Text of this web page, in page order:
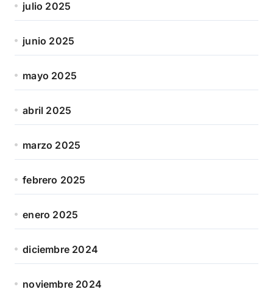
julio 2025
junio 2025
mayo 2025
abril 2025
marzo 2025
febrero 2025
enero 2025
diciembre 2024
noviembre 2024